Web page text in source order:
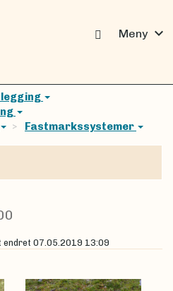
Meny expand_more
Fastmarkssystemer
endret 07.05.2019 13:09